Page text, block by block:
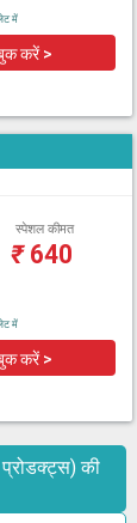
में
करें >
स्पेशल कीमत
₹640
में
करें >
प्रोडक्ट्स) की